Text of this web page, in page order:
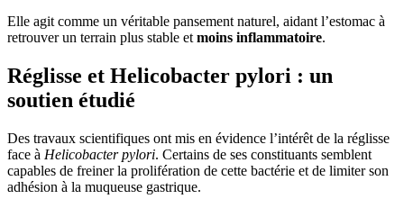
Elle agit comme un véritable pansement naturel, aidant l’estomac à
retrouver un terrain plus stable et moins inflammatoire.
Réglisse et Helicobacter pylori : un
soutien étudié
Des travaux scientifiques ont mis en évidence l’intérêt de la réglisse
face à Helicobacter pylori. Certains de ses constituants semblent
capables de freiner la prolifération de cette bactérie et de limiter son
adhésion à la muqueuse gastrique.